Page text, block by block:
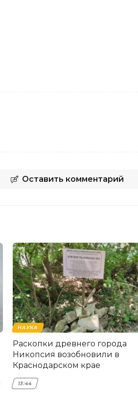
Оставить комментарий
НАУКА
Раскопки древнего города
Никопсия возобновили в
Краснодарском крае
13:44